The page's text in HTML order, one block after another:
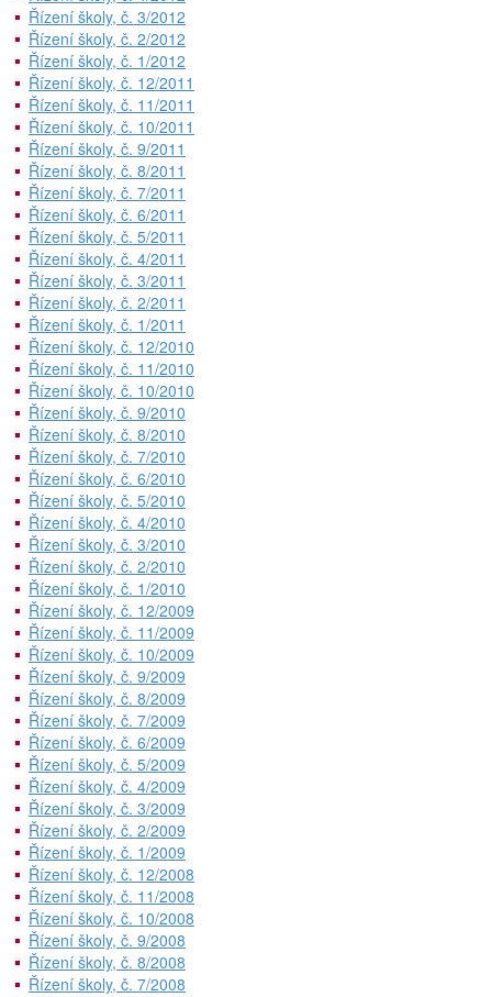
Řízení školy, č. 3/2012
Řízení školy, č. 2/2012
Řízení školy, č. 1/2012
Řízení školy, č. 12/2011
Řízení školy, č. 11/2011
Řízení školy, č. 10/2011
Řízení školy, č. 9/2011
Řízení školy, č. 8/2011
Řízení školy, č. 7/2011
Řízení školy, č. 6/2011
Řízení školy, č. 5/2011
Řízení školy, č. 4/2011
Řízení školy, č. 3/2011
Řízení školy, č. 2/2011
Řízení školy, č. 1/2011
Řízení školy, č. 12/2010
Řízení školy, č. 11/2010
Řízení školy, č. 10/2010
Řízení školy, č. 9/2010
Řízení školy, č. 8/2010
Řízení školy, č. 7/2010
Řízení školy, č. 6/2010
Řízení školy, č. 5/2010
Řízení školy, č. 4/2010
Řízení školy, č. 3/2010
Řízení školy, č. 2/2010
Řízení školy, č. 1/2010
Řízení školy, č. 12/2009
Řízení školy, č. 11/2009
Řízení školy, č. 10/2009
Řízení školy, č. 9/2009
Řízení školy, č. 8/2009
Řízení školy, č. 7/2009
Řízení školy, č. 6/2009
Řízení školy, č. 5/2009
Řízení školy, č. 4/2009
Řízení školy, č. 3/2009
Řízení školy, č. 2/2009
Řízení školy, č. 1/2009
Řízení školy, č. 12/2008
Řízení školy, č. 11/2008
Řízení školy, č. 10/2008
Řízení školy, č. 9/2008
Řízení školy, č. 8/2008
Řízení školy, č. 7/2008